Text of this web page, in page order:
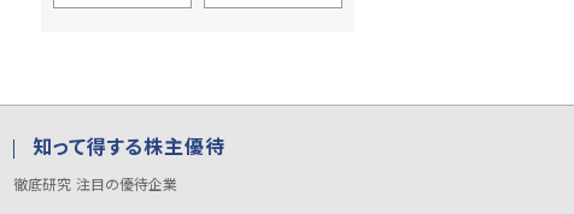
知って得する株主優待
徹底研究 注目の優待企業